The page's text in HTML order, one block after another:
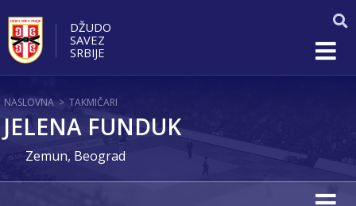
DŽUDO
SAVEZ
SRBIJE
NASLOVNA > TAKMIČARI
JELENA FUNDUK
Zemun, Beograd